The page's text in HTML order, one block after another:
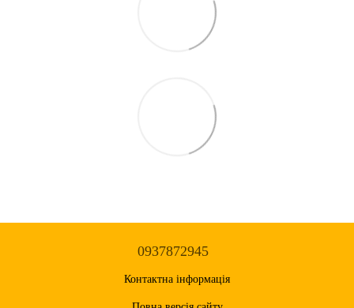
0937872945
Контактна інформація